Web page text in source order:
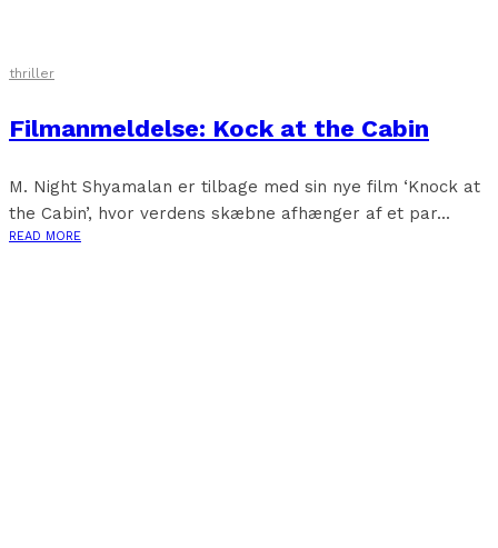
thriller
Filmanmeldelse: Kock at the Cabin
M. Night Shyamalan er tilbage med sin nye film ‘Knock at
the Cabin’, hvor verdens skæbne afhænger af et par...
READ MORE